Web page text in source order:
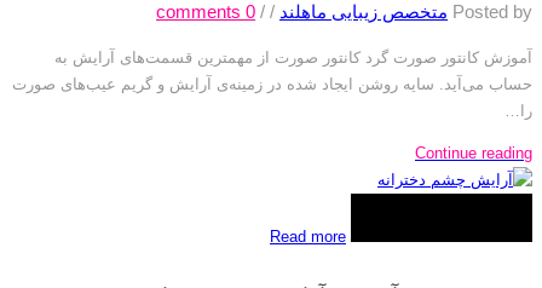
Posted by متخصص زیبایی ماهلند /
/
0
comments
آموزش کانتور صورت گرد کانتور صورت از مهمترین قسمت‌های آرایش به
حساب می‌آید. سایه روشن ایجاد شده در زمینه‌ی آرایش و گریم عیب‌های صورت
را…
Continue reading
Read more